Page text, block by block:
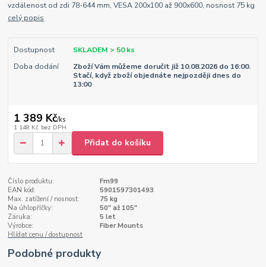
vzdálenost od zdi 78-644 mm, VESA 200x100 až 900x600, nosnost 75 kg
celý popis
Dostupnost
SKLADEM > 50 ks
Doba dodání
Zboží Vám můžeme doručit již 10.08.2026 do 16:00.
Stačí, když zboží objednáte nejpozději dnes do
13:00
1 389 Kč/ks
1 148 Kč bez DPH
Přidat do košíku
Číslo produktu:
Fm99
EAN kód:
5901597301493
Max. zatížení / nosnost:
75 kg
Na úhlopříčky:
50" až 105"
Záruka:
5 let
Výrobce:
Fiber Mounts
Hlídat cenu / dostupnost
Podobné produkty